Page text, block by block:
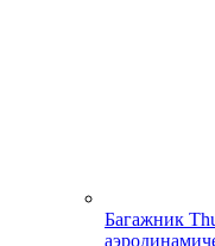
Багажник